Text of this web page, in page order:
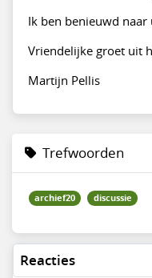
Ik ben benieuwd
Vriendelijke groet uit
Martijn Pellis
Trefwoorden
archief20 discussie
Reacties